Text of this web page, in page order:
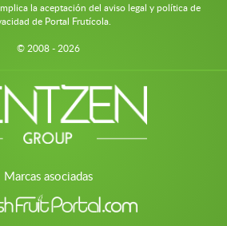
la aceptación del aviso legal y política de
de Portal Frutícola.
© 2008 - 2026
Marcas asociadas